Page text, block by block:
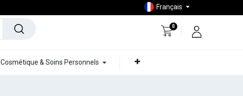
Français
0
Cosmétique & Soins Personnels